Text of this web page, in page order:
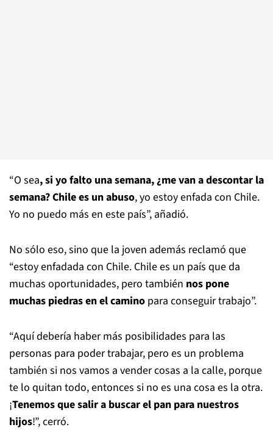
“O sea, si yo falto una semana, ¿me van a descontar la
semana? Chile es un abuso, yo estoy enfada con Chile.
Yo no puedo más en este país”, añadió.
No sólo eso, sino que la joven además reclamó que
“estoy enfadada con Chile. Chile es un país que da
muchas oportunidades, pero también nos pone
muchas piedras en el camino para conseguir trabajo”.
“Aquí debería haber más posibilidades para las
personas para poder trabajar, pero es un problema
también si nos vamos a vender cosas a la calle, porque
te lo quitan todo, entonces si no es una cosa es la otra.
¡Tenemos que salir a buscar el pan para nuestros
hijos!”, cerró.